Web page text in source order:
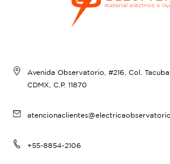
Avenida Observatorio, #216, Col.
CDMX, C.P. 11870
+55-8854-2106